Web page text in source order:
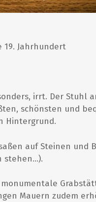
19. Jahrhundert
irrt. Der Stuhl
schönsten und
Hintergrund.
auf Steinen und
stehen…).
Mauern zudem